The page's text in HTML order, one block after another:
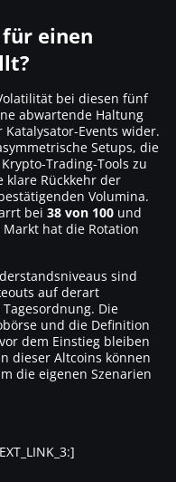
für einen
bei diesen fünf
abwartende Haltung
Events wider.
Setups, die
Trading-Tools zu
klare Rückkehr der
Volumina.
bei 38 von 100 und
Markt hat die Rotation
sind
auf derart
Die
und die Definition
dem Einstieg bleiben
dieser Altcoins können
die eigenen Szenarien